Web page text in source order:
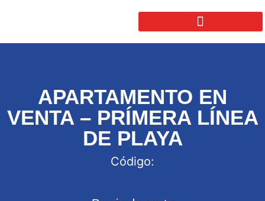
APARTAMENTO EN
VENTA – PRÍMERA LÍNEA
DE PLAYA
Código: